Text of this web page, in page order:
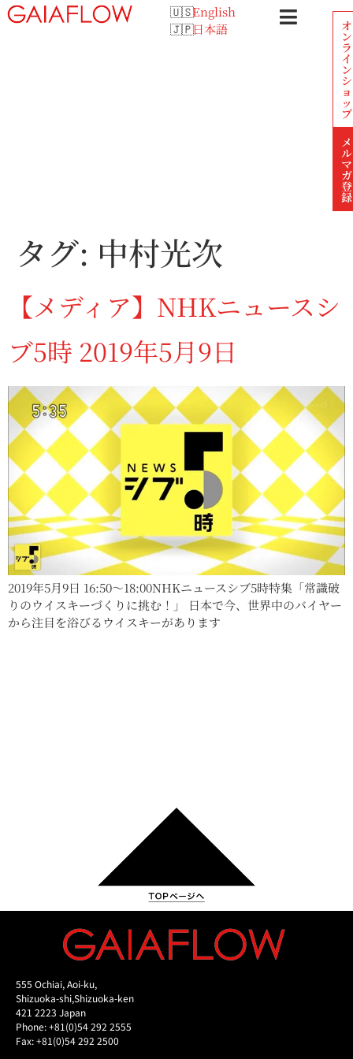
English
日本語
オ
ン
ラ
イ
ン
シ
ョ
ッ
プ
メ
ル
マ
ガ
登
録
タグ: 中村光次
【メディア】NHKニュースシ
ブ5時 2019年5月9日
2019年5月9日 16:50〜18:00NHKニュースシブ5時特集「常識破
りのウイスキーづくりに挑む！」 日本で今、世界中のバイヤー
から注目を浴びるウイスキーがあります
555 Ochiai, Aoi-ku,
Shizuoka-shi,Shizuoka-ken
421 2223 Japan
Phone: +81(0)54 292 2555
Fax: +81(0)54 292 2500